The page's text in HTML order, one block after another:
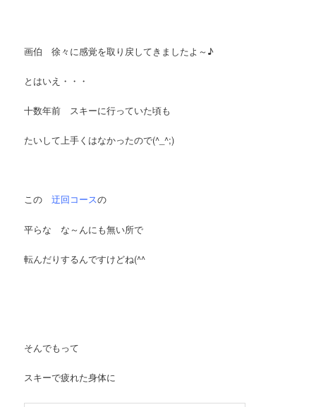
画伯 徐々に感覚を取り戻してきましたよ～♪
とはいえ・・・
十数年前 スキーに行っていた頃も
たいして上手くはなかったので(^_^;)
この迂回コースの
平らな な～んにも無い所で
転んだりするんですけどね(^^ゞ
そんでもって
スキーで疲れた身体に